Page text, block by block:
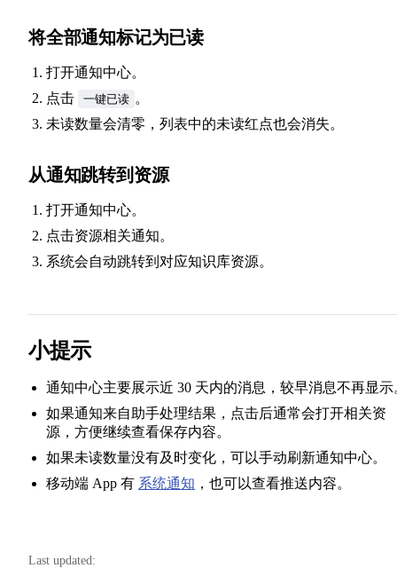
将全部通知标记为已读
打开通知中心。
点击
一键已读 。
未读数量会清零，列表中的未读红点也会消失。
从通知跳转到资源
打开通知中心。
点击资源相关通知。
系统会自动跳转到对应知识库资源。
小提示
通知中心主要展示近 30 天内的消息，较早消息不再显示
如果通知来自助手处理结果，点击后通常会打开相关资
源，方便继续查看保存内容。
如果未读数量没有及时变化，可以手动刷新通知中心。
移动端 App 有 系统通知 ，也可以查看推送内容。
Last updated: